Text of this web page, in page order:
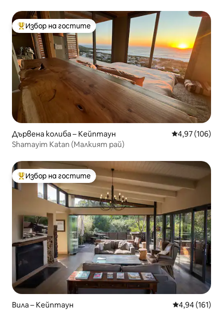
Най-популярен избор на гостите
Избор на гостите
Дървена колиба – Кейптаун Средна
4,97 (106)
Shamayim Katan (Малкият рай)
Най-популярен избор на гостите
Избор на гостите
Вила – Кейптаун Средна
4,94 (161)